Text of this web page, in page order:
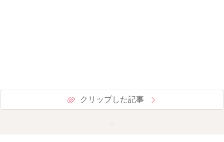
クリップした記事